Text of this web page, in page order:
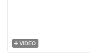
VIDEO